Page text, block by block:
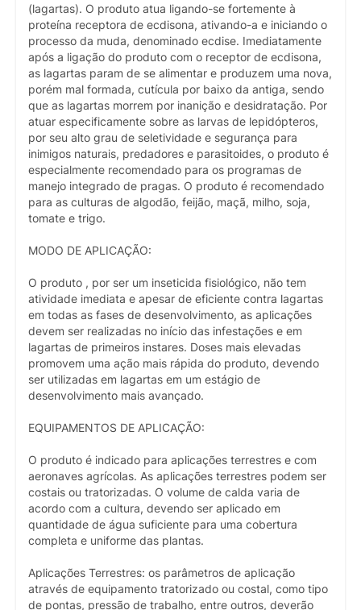
(lagartas). O produto atua ligando-se fortemente à
proteína receptora de ecdisona, ativando-a e iniciando o
processo da muda, denominado ecdise. Imediatamente
após a ligação do produto com o receptor de ecdisona,
as lagartas param de se alimentar e produzem uma nova,
porém mal formada, cutícula por baixo da antiga, sendo
que as lagartas morrem por inanição e desidratação. Por
atuar especificamente sobre as larvas de lepidópteros,
por seu alto grau de seletividade e segurança para
inimigos naturais, predadores e parasitoides, o produto é
especialmente recomendado para os programas de
manejo integrado de pragas. O produto é recomendado
para as culturas de algodão, feijão, maçã, milho, soja,
tomate e trigo.
MODO DE APLICAÇÃO:
O produto , por ser um inseticida fisiológico, não tem
atividade imediata e apesar de eficiente contra lagartas
em todas as fases de desenvolvimento, as aplicações
devem ser realizadas no início das infestações e em
lagartas de primeiros instares. Doses mais elevadas
promovem uma ação mais rápida do produto, devendo
ser utilizadas em lagartas em um estágio de
desenvolvimento mais avançado.
EQUIPAMENTOS DE APLICAÇÃO:
O produto é indicado para aplicações terrestres e com
aeronaves agrícolas. As aplicações terrestres podem ser
costais ou tratorizadas. O volume de calda varia de
acordo com a cultura, devendo ser aplicado em
quantidade de água suficiente para uma cobertura
completa e uniforme das plantas.
Aplicações Terrestres: os parâmetros de aplicação
através de equipamento tratorizado ou costal, como tipo
de pontas, pressão de trabalho, entre outros, deverão